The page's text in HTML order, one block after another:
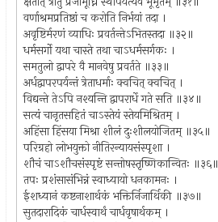
वर्णाश्रमप्रतिष्ठां च करोति निर्भयां तदा ।
अवृष्टिर्मरणं व्याधिः प्रवर्तन्तेऽभितस्तदा ॥३२॥
धर्मसर्गो यथा चास्ते तथा चाऽधर्मसर्गकः ।
समतुलो द्वापरे वै मानवेषु प्रवर्तते ॥३३॥
अर्धद्वापरपर्यन्तं त्रेताधर्माः क्वचित् क्वचित् ।
विद्यन्ते तेऽपि नश्यन्ति द्वापरार्धे गते सति ॥३४॥
सत्यं चानृतसहितं चाऽस्तेयं स्तेयमिश्रितम् ।
अहिंसा हिंसया मिश्रा शीलं दुःशीलयोजितम् ॥३५॥
परिग्रहो लोभयुक्तो नीतिरन्यायसंस्पृशा ।
शौचं चाऽशौचसंस्पृष्टं सन्तोषस्तृष्णिकान्वितः ॥३६॥
तपः प्रशंसासंभिन्नं स्वाध्यायो धनकामनः ।
ईशध्यानं कष्टनाशार्थकं भक्तिर्निजार्थिकी ॥३७॥
सुतदारादिकं चार्धस्वार्थं चार्धवृषार्थकम् ।